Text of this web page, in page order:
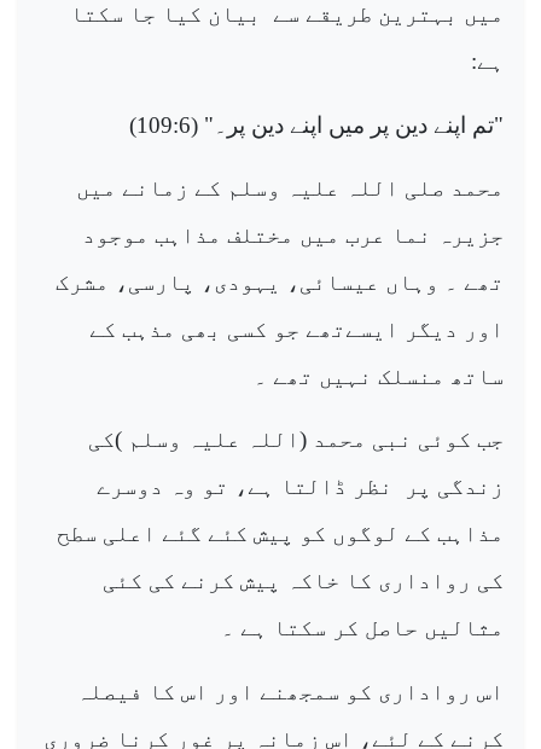
میں بہترین طریقے سے
بیان کیا جا سکتا
ہے:
"تم اپنے دین پر میں اپنے دین پر۔" (109:6)
محمد صلی اللہ علیہ وسلم کے زمانے میں
جزیرہ نما عرب میں مختلف مذاہب موجود
تھے ۔ وہاں عیسائی، یہودی، پارسی، مشرک
اور دیگر ایسےتھے جو کسی بھی مذہب کے
ساتھ منسلک نہیں تھے ۔
جب کوئی نبی محمد (اللہ علیہ وسلم )کی
زندگی پر
نظر ڈالتا ہے، تو وہ دوسرے
مذاہب کے لوگوں کو پیش کئے گئے اعلی سطح
کی رواداری کا خاکہ پیش کرنے کی کئی
مثالیں حاصل کر سکتا ہے ۔
اس رواداری کو سمجھنے اور اس کا فیصلہ
کرنے کے لئے، اس زمانہ پر غور کرنا ضروری